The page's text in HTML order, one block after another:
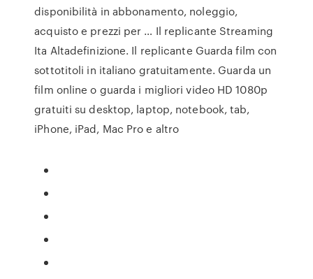
disponibilità in abbonamento, noleggio,
acquisto e prezzi per … Il replicante Streaming
Ita Altadefinizione. Il replicante Guarda film con
sottotitoli in italiano gratuitamente. Guarda un
film online o guarda i migliori video HD 1080p
gratuiti su desktop, laptop, notebook, tab,
iPhone, iPad, Mac Pro e altro